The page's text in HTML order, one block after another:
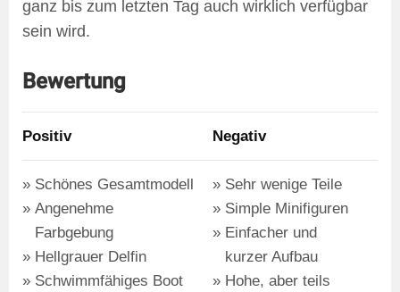
ganz bis zum letzten Tag auch wirklich verfügbar
sein wird.
Bewertung
Positiv Negativ
Schönes Gesamtmodell
Angenehme
Farbgebung
Hellgrauer Delfin
Schwimmfähiges Boot
Sehr wenige Teile
Simple Minifiguren
Einfacher und
kurzer Aufbau
Hohe, aber teils